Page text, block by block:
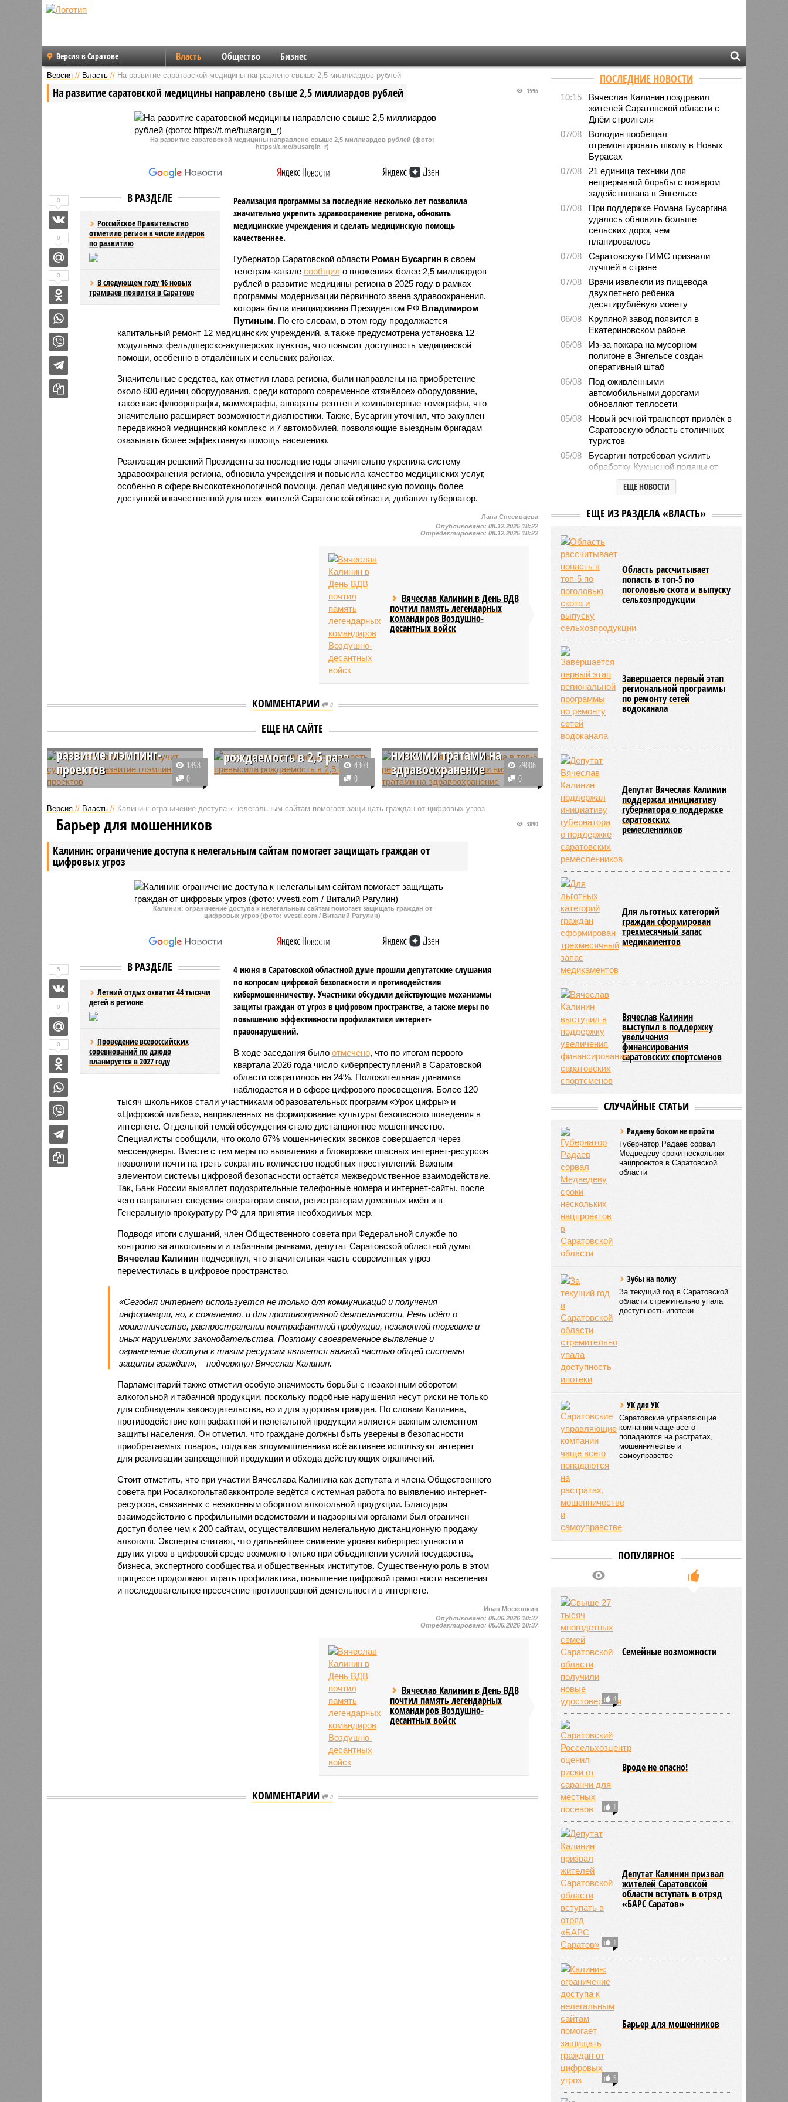
Версия в Саратове Власть Общество Бизнес
Версия // Власть // На развитие саратовской медицины направлено свыше 2,5 миллиардов рублей
На развитие саратовской медицины направлено свыше 2,5 миллиардов рублей 1596
На развитие саратовской медицины направлено свыше 2,5 миллиардов рублей (фото:
https://t.me/busargin_r)
В РАЗДЕЛЕ
Российское Правительство
отметило регион в числе лидеров
по развитию
В следующем году 16 новых
трамваев появится в Саратове
Реализация программы за последние несколько лет позволила
значительно укрепить здравоохранение региона, обновить
медицинские учреждения и сделать медицинскую помощь
качественнее.
Губернатор Саратовской области Роман Бусаргин в своем
телеграм-канале сообщил о вложениях более 2,5 миллиардов
рублей в развитие медицины региона в 2025 году в рамках
программы модернизации первичного звена здравоохранения,
которая была инициирована Президентом РФ Владимиром
Путиным. По его словам, в этом году продолжается
капитальный ремонт 12 медицинских учреждений, а также предусмотрена установка 12
модульных фельдшерско-акушерских пунктов, что повысит доступность медицинской
помощи, особенно в отдалённых и сельских районах.
Значительные средства, как отметил глава региона, были направлены на приобретение
около 800 единиц оборудования, среди которого современное «тяжёлое» оборудование,
такое как: флюорографы, маммографы, аппараты рентген и компьютерные томографы, что
значительно расширяет возможности диагностики. Также, Бусаргин уточнил, что закуплен
передвижной медицинский комплекс и 7 автомобилей, позволяющие выездным бригадам
оказывать более эффективную помощь населению.
Реализация решений Президента за последние годы значительно укрепила систему
здравоохранения региона, обновила учреждения и повысила качество медицинских услуг,
особенно в сфере высокотехнологичной помощи, делая медицинскую помощь более
доступной и качественной для всех жителей Саратовской области, добавил губернатор.
0
0
0
Лана Спесивцева
Опубликовано:08.12.2025 18:22
Отредактировано:08.12.2025 18:22
Вячеслав Калинин в День ВДВ
почтил память легендарных
командиров Воздушно-
десантных войск
КОММЕНТАРИИ 0
ЕЩЕ НА САЙТЕ
Саратовская область
развитие глэмпинг-
проектов
9 июня 2025 года завершился
инвестиционных проектов,
организованный Министерством
экономического развития РФ.
Были рассмотрены и заявки от
Саратовской области.
1898
0
В Саратовской области
рождаемость в 2,5 раза
За январь-февраль в
Саратовской области смертность
раза. Абсолютная убыль
прошлого года.
4303
0
Саратовская область
вошла в топ-5 регионов
низкими тратами на
здравоохранение
По итогам 2019 года Саратовская
страны с самым низким уровнем
расходов на здравоохранение. В
выделяют примерно 2,41 тысячи
29006
0
Версия // Власть // Калинин: ограничение доступа к нелегальным сайтам помогает защищать граждан от цифровых угроз
Калинин: ограничение доступа к нелегальным сайтам помогает защищать граждан от
цифровых угроз
3890
Барьер для мошенников
Калинин: ограничение доступа к нелегальным сайтам помогает защищать граждан от
цифровых угроз (фото: vvesti.com / Виталий Рагулин)
В РАЗДЕЛЕ
Летний отдых охватит 44 тысячи
детей в регионе
Проведение всероссийских
соревнований по дзюдо
планируется в 2027 году
4 июня в Саратовской областной думе прошли депутатские слушания
по вопросам цифровой безопасности и противодействия
кибермошенничеству. Участники обсудили действующие механизмы
защиты граждан от угроз в цифровом пространстве, а также меры по
повышению эффективности профилактики интернет-
правонарушений.
В ходе заседания было отмечено, что по итогам первого
квартала 2026 года число киберпреступлений в Саратовской
области сократилось на 24%. Положительная динамика
наблюдается и в сфере цифрового просвещения. Более 120
тысяч школьников стали участниками образовательных программ «Урок цифры» и
«Цифровой ликбез», направленных на формирование культуры безопасного поведения в
интернете. Отдельной темой обсуждения стало дистанционное мошенничество.
Специалисты сообщили, что около 67% мошеннических звонков совершается через
мессенджеры. Вместе с тем меры по выявлению и блокировке опасных интернет-ресурсов
позволили почти на треть сократить количество подобных преступлений. Важным
элементом системы цифровой безопасности остаётся межведомственное взаимодействие.
Так, Банк России выявляет подозрительные телефонные номера и интернет-сайты, после
чего направляет сведения операторам связи, регистраторам доменных имён и в
Генеральную прокуратуру РФ для принятия необходимых мер.
Подводя итоги слушаний, член Общественного совета при Федеральной службе по
контролю за алкогольным и табачным рынками, депутат Саратовской областной думы
Вячеслав Калинин подчеркнул, что значительная часть современных угроз
переместилась в цифровое пространство.
«Сегодня интернет используется не только для коммуникаций и получения
информации, но, к сожалению, и для противоправной деятельности. Речь идёт о
мошенничестве, распространении контрафактной продукции, незаконной торговле и
иных нарушениях законодательства. Поэтому своевременное выявление и
ограничение доступа к таким ресурсам является важной частью общей системы
защиты граждан», – подчеркнул Вячеслав Калинин.
Парламентарий также отметил особую значимость борьбы с незаконным оборотом
алкогольной и табачной продукции, поскольку подобные нарушения несут риски не только
для соблюдения законодательства, но и для здоровья граждан. По словам Калинина,
противодействие контрафактной и нелегальной продукции является важным элементом
защиты населения. Он отметил, что граждане должны быть уверены в безопасности
приобретаемых товаров, тогда как злоумышленники всё активнее используют интернет
для реализации запрещённой продукции и обхода действующих ограничений.
Стоит отметить, что при участии Вячеслава Калинина как депутата и члена Общественного
совета при Росалкогольтабакконтроле ведётся системная работа по выявлению интернет-
ресурсов, связанных с незаконным оборотом алкогольной продукции. Благодаря
взаимодействию с профильными ведомствами и надзорными органами был ограничен
доступ более чем к 200 сайтам, осуществлявшим нелегальную дистанционную продажу
алкоголя. Эксперты считают, что дальнейшее снижение уровня киберпреступности и
других угроз в цифровой среде возможно только при объединении усилий государства,
бизнеса, экспертного сообщества и общественных институтов. Существенную роль в этом
процессе продолжают играть профилактика, повышение цифровой грамотности населения
и последовательное пресечение противоправной деятельности в интернете.
5
0
0
Иван Московкин
Опубликовано:05.06.2026 10:37
Отредактировано:05.06.2026 10:37
Вячеслав Калинин в День ВДВ
почтил память легендарных
командиров Воздушно-
десантных войск
КОММЕНТАРИИ 0
ПОСЛЕДНИЕ НОВОСТИ
10:15
Вячеслав Калинин поздравил
жителей Саратовской области с
Днём строителя
07/08
Володин пообещал
отремонтировать школу в Новых
Бурасах
07/08
21 единица техники для
непрерывной борьбы с пожаром
задействована в Энгельсе
07/08
При поддержке Романа Бусаргина
удалось обновить больше
сельских дорог, чем
планировалось
07/08
Саратовскую ГИМС признали
лучшей в стране
07/08
Врачи извлекли из пищевода
двухлетнего ребенка
десятирублёвую монету
06/08
Крупяной завод появится в
Екатериновском районе
06/08
Из-за пожара на мусорном
полигоне в Энгельсе создан
оперативный штаб
06/08
Под оживлёнными
автомобильными дорогами
обновляют теплосети
05/08
Новый речной транспорт привлёк в
Саратовскую область столичных
туристов
05/08
Бусаргин потребовал усилить
обработку Кумысной поляны от
грызунов
Библиотеки провели 6 тысяч
05/08
Власти формируют стратегию
04/08
Губернатор Роман Бусаргин
обсудил с главой Ртищевского
района модернизацию водных
сетей
04/08
Саратовская область заняла 12
место по внедрению Платформы
обратной связи
ЕЩЕ НОВОСТИ
ЕЩЕ ИЗ РАЗДЕЛА «ВЛАСТЬ»
Область рассчитывает
попасть в топ-5 по
поголовью скота и выпуску
сельхозпродукции
Завершается первый этап
региональной программы
по ремонту сетей
водоканала
Депутат Вячеслав Калинин
поддержал инициативу
губернатора о поддержке
саратовских
ремесленников
Для льготных категорий
граждан сформирован
трехмесячный запас
медикаментов
Вячеслав Калинин
выступил в поддержку
увеличения
финансирования
саратовских спортсменов
СЛУЧАЙНЫЕ СТАТЬИ
Радаеву боком не пройти
Губернатор Радаев сорвал
Медведеву сроки нескольких
нацпроектов в Саратовской
области
Зубы на полку
За текущий год в Саратовской
области стремительно упала
доступность ипотеки
УК для УК
Саратовские управляющие
компании чаще всего
попадаются на растратах,
мошенничестве и
самоуправстве
ПОПУЛЯРНОЕ
4
Семейные возможности
1
Вроде не опасно!
1
Депутат Калинин призвал
жителей Саратовской
области вступать в отряд
«БАРС Саратов»
5
Барьер для мошенников